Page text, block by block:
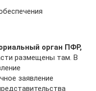
орган ПФР,
размещены там. В
заявление